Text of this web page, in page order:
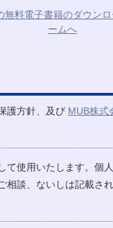
護方針、及び MUB株式
て使用いたします。個
相談、ないしは記載さ